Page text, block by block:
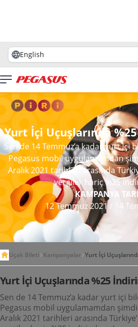
English
Yurt İçi Uçuşlarında
Sen de 14 Temmuz’a kadar yurt içi
Pegasus mobil uygulamamdan
Aralık 2021 tarihleri arasında
vergiler hariç %25
KAMPANYA
12 Temmuz 2021/ 14
Uçak Bileti Kampanyalar Yurt İçi
Yurt İçi Uçuşlarında %25
Sen de 14 Temmuz’a kadar yurt içi
Pegasus mobil uygulamamdan
Aralık 2021 tarihleri arasında